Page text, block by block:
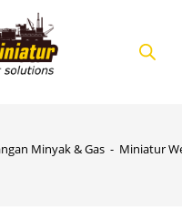
Minyak & Gas - Miniatur